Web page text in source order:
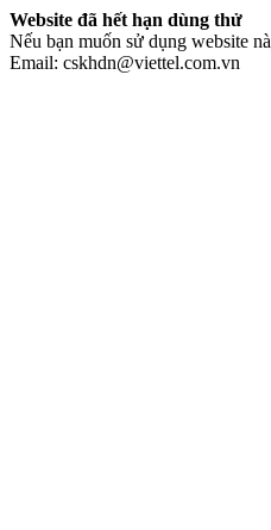
Website đã hết hạn dùng thử
Nếu bạn muốn sử dụng website
Email: cskhdn@viettel.com.vn